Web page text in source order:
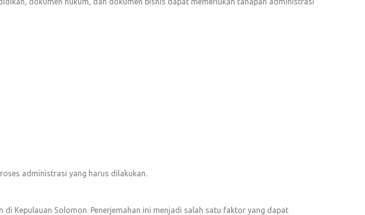
administrasi yang harus dilakukan.
Kepulauan Solomon. Penerjemahan ini menjadi salah satu faktor yang dapat